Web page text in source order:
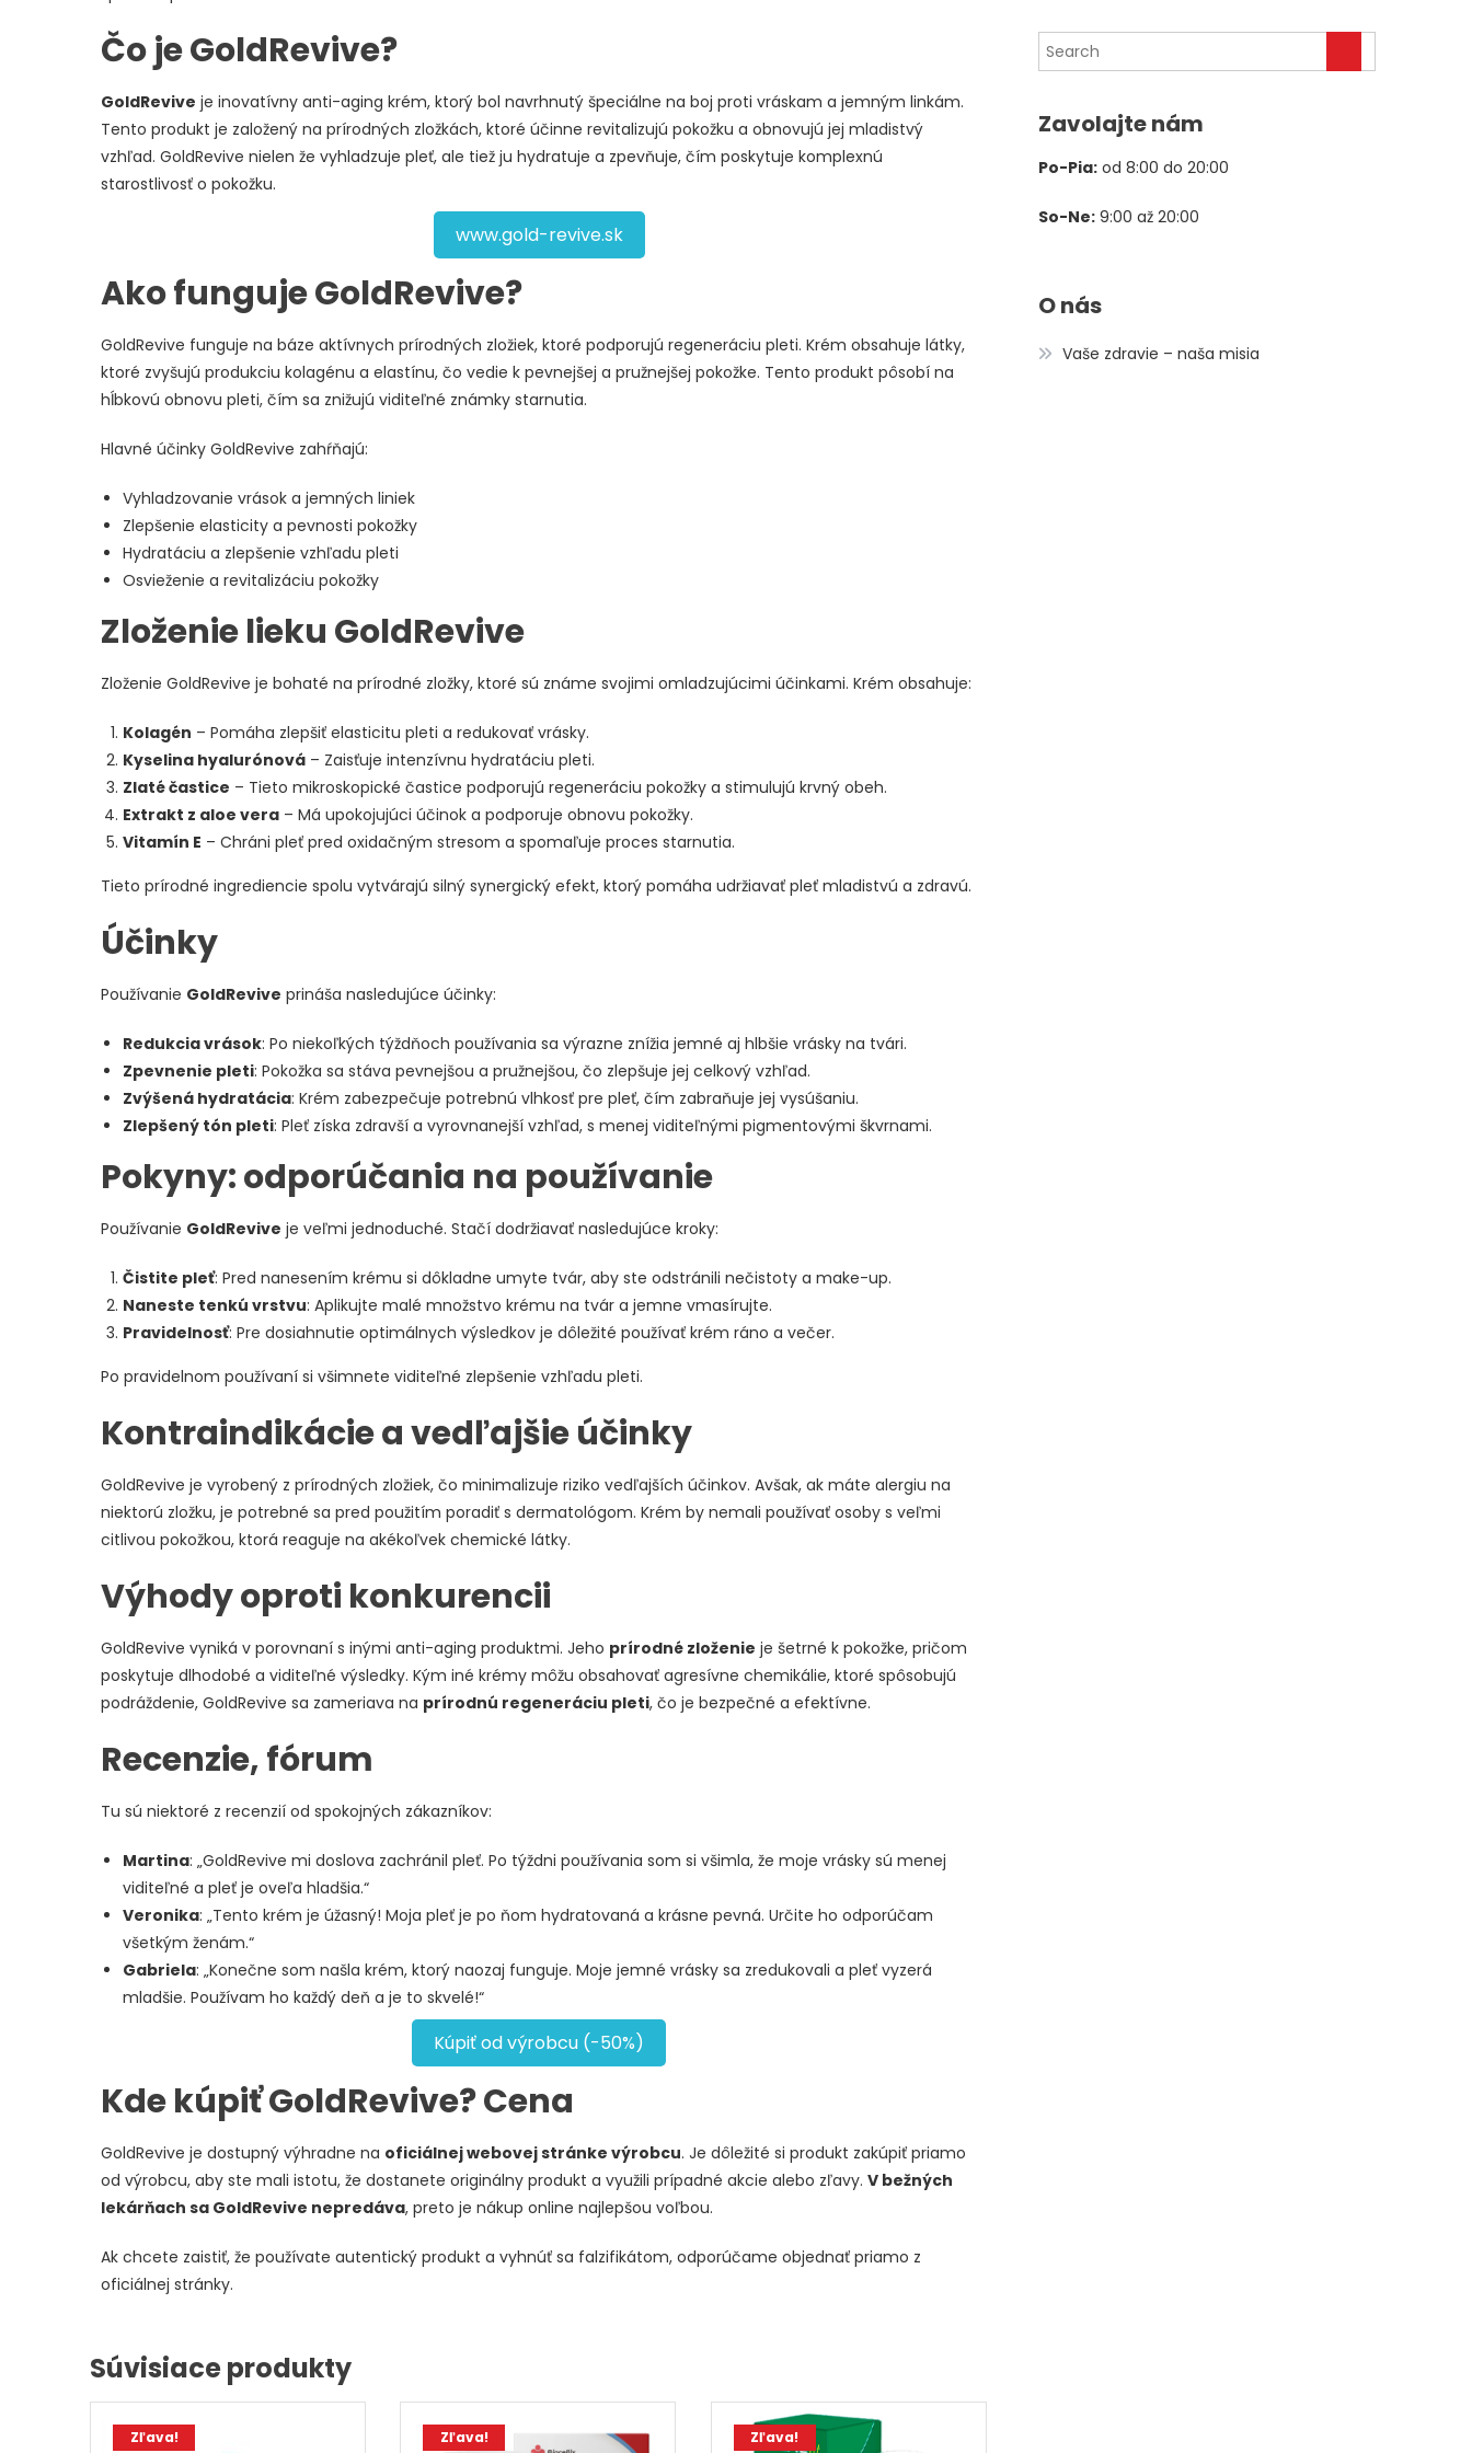
Čo je GoldRevive?
GoldRevive je inovatívny anti-aging krém, ktorý bol navrhnutý špeciálne na boj proti vráskam a jemným linkám.
Tento produkt je založený na prírodných zložkách, ktoré účinne revitalizujú pokožku a obnovujú jej mladistvý
vzhľad. GoldRevive nielen že vyhladzuje pleť, ale tiež ju hydratuje a zpevňuje, čím poskytuje komplexnú
starostlivosť o pokožku.
www.gold-revive.sk
Ako funguje GoldRevive?
GoldRevive funguje na báze aktívnych prírodných zložiek, ktoré podporujú regeneráciu pleti. Krém obsahuje látky,
ktoré zvyšujú produkciu kolagénu a elastínu, čo vedie k pevnejšej a pružnejšej pokožke. Tento produkt pôsobí na
hĺbkovú obnovu pleti, čím sa znižujú viditeľné známky starnutia.
Hlavné účinky GoldRevive zahŕňajú:
Vyhladzovanie vrások a jemných liniek
Zlepšenie elasticity a pevnosti pokožky
Hydratáciu a zlepšenie vzhľadu pleti
Osvieženie a revitalizáciu pokožky
Zloženie lieku GoldRevive
Zloženie GoldRevive je bohaté na prírodné zložky, ktoré sú známe svojimi omladzujúcimi účinkami. Krém obsahuje:
Kolagén – Pomáha zlepšiť elasticitu pleti a redukovať vrásky.
Kyselina hyalurónová – Zaisťuje intenzívnu hydratáciu pleti.
Zlaté častice – Tieto mikroskopické častice podporujú regeneráciu pokožky a stimulujú krvný obeh.
Extrakt z aloe vera – Má upokojujúci účinok a podporuje obnovu pokožky.
Vitamín E – Chráni pleť pred oxidačným stresom a spomaľuje proces starnutia.
Tieto prírodné ingrediencie spolu vytvárajú silný synergický efekt, ktorý pomáha udržiavať pleť mladistvú a zdravú.
Účinky
Používanie GoldRevive prináša nasledujúce účinky:
Redukcia vrások: Po niekoľkých týždňoch používania sa výrazne znížia jemné aj hlbšie vrásky na tvári.
Zpevnenie pleti: Pokožka sa stáva pevnejšou a pružnejšou, čo zlepšuje jej celkový vzhľad.
Zvýšená hydratácia: Krém zabezpečuje potrebnú vlhkosť pre pleť, čím zabraňuje jej vysúšaniu.
Zlepšený tón pleti: Pleť získa zdravší a vyrovnanejší vzhľad, s menej viditeľnými pigmentovými škvrnami.
Pokyny: odporúčania na používanie
Používanie GoldRevive je veľmi jednoduché. Stačí dodržiavať nasledujúce kroky:
Čistite pleť: Pred nanesením krému si dôkladne umyte tvár, aby ste odstránili nečistoty a make-up.
Naneste tenkú vrstvu: Aplikujte malé množstvo krému na tvár a jemne vmasírujte.
Pravidelnosť: Pre dosiahnutie optimálnych výsledkov je dôležité používať krém ráno a večer.
Po pravidelnom používaní si všimnete viditeľné zlepšenie vzhľadu pleti.
Kontraindikácie a vedľajšie účinky
GoldRevive je vyrobený z prírodných zložiek, čo minimalizuje riziko vedľajších účinkov. Avšak, ak máte alergiu na
niektorú zložku, je potrebné sa pred použitím poradiť s dermatológom. Krém by nemali používať osoby s veľmi
citlivou pokožkou, ktorá reaguje na akékoľvek chemické látky.
Výhody oproti konkurencii
GoldRevive vyniká v porovnaní s inými anti-aging produktmi. Jeho prírodné zloženie je šetrné k pokožke, pričom
poskytuje dlhodobé a viditeľné výsledky. Kým iné krémy môžu obsahovať agresívne chemikálie, ktoré spôsobujú
podráždenie, GoldRevive sa zameriava na prírodnú regeneráciu pleti, čo je bezpečné a efektívne.
Recenzie, fórum
Tu sú niektoré z recenzií od spokojných zákazníkov:
Martina: „GoldRevive mi doslova zachránil pleť. Po týždni používania som si všimla, že moje vrásky sú menej
viditeľné a pleť je oveľa hladšia.“
Veronika: „Tento krém je úžasný! Moja pleť je po ňom hydratovaná a krásne pevná. Určite ho odporúčam
všetkým ženám.“
Gabriela: „Konečne som našla krém, ktorý naozaj funguje. Moje jemné vrásky sa zredukovali a pleť vyzerá
mladšie. Používam ho každý deň a je to skvelé!“
Kúpiť od výrobcu (-50%)
Kde kúpiť GoldRevive? Cena
GoldRevive je dostupný výhradne na oficiálnej webovej stránke výrobcu. Je dôležité si produkt zakúpiť priamo
od výrobcu, aby ste mali istotu, že dostanete originálny produkt a využili prípadné akcie alebo zľavy. V bežných
lekárňach sa GoldRevive nepredáva, preto je nákup online najlepšou voľbou.
Ak chcete zaistiť, že používate autentický produkt a vyhnúť sa falzifikátom, odporúčame objednať priamo z
oficiálnej stránky.
Súvisiace produkty
Zľava! Zľava! Zľava!
bola:
je:
Zavolajte nám
Po-Pia: od 8:00 do 20:00
So-Ne: 9:00 až 20:00
O nás
Vaše zdravie – naša misia